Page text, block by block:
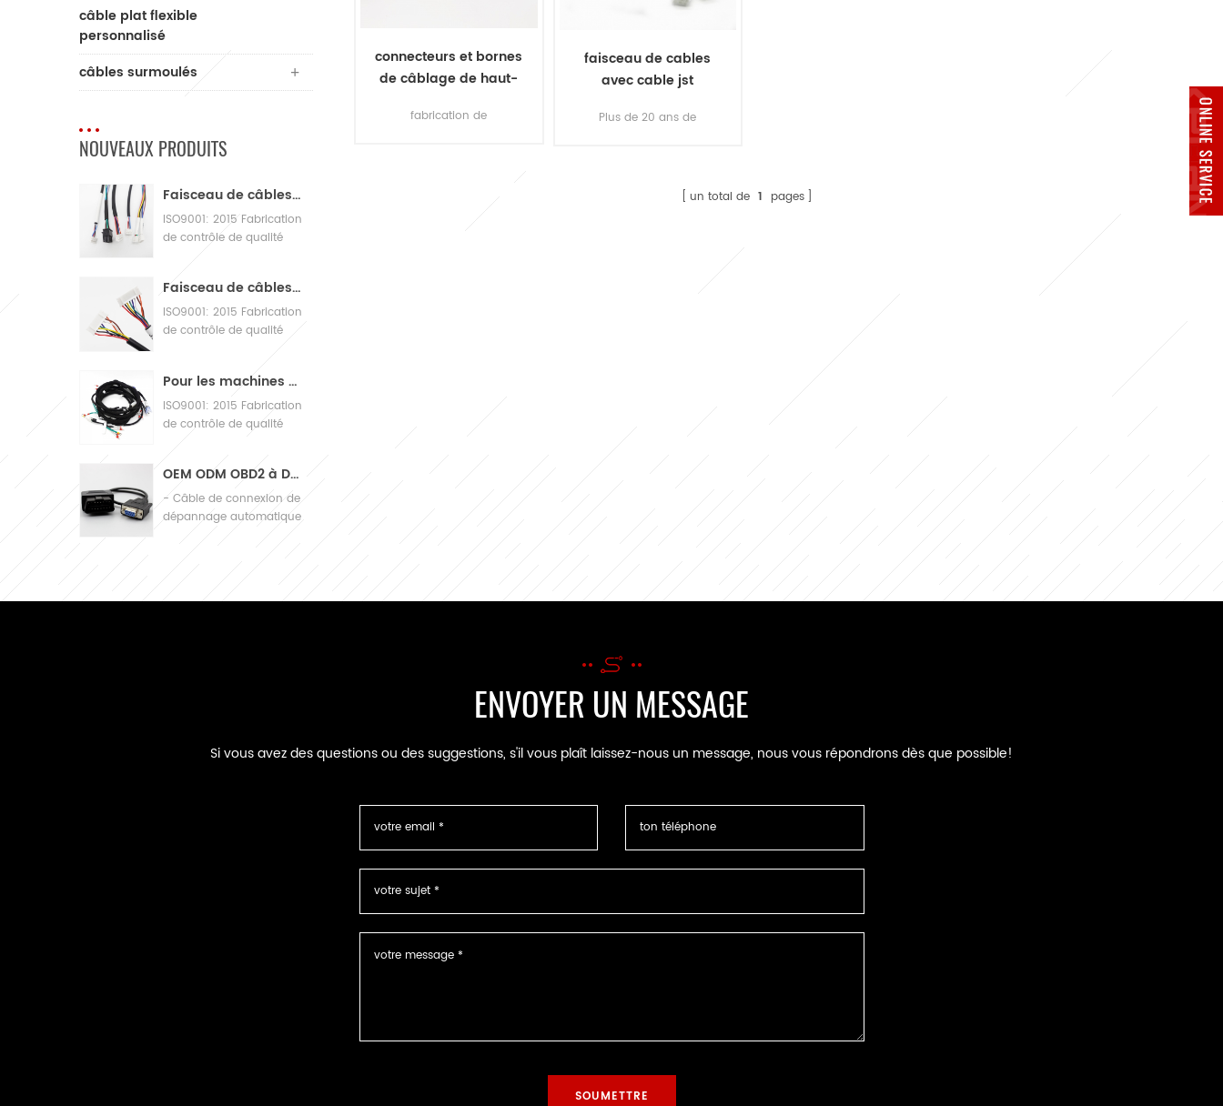
connecteurs et bornes
de câblage de haut-
fabrication de
faisceau de cables
avec cable jst
Plus de 20 ans de
un total de 1 pages
câble plat flexible
personnalisé
câbles surmoulés
NOUVEAUX PRODUITS
Faisceau de câbles JST Patch Loom
ISO9001: 2015 Fabrication
de contrôle de qualité
Faisceau de câbles adaptateur de métier à tisser BNA 12v
ISO9001: 2015 Fabrication
de contrôle de qualité
Pour les machines de boulangerie alimentaire avec de grands faisceaux de câbles
ISO9001: 2015 Fabrication
de contrôle de qualité
OEM ODM OBD2 à DB9 Câble de raccordement de diagnostic de l'automobile par câble
- Câble de connexion de
dépannage automatique
ENVOYER UN MESSAGE
Si vous avez des questions ou des suggestions, s'il vous plaît laissez-nous un message, nous vous répondrons dès que possible!